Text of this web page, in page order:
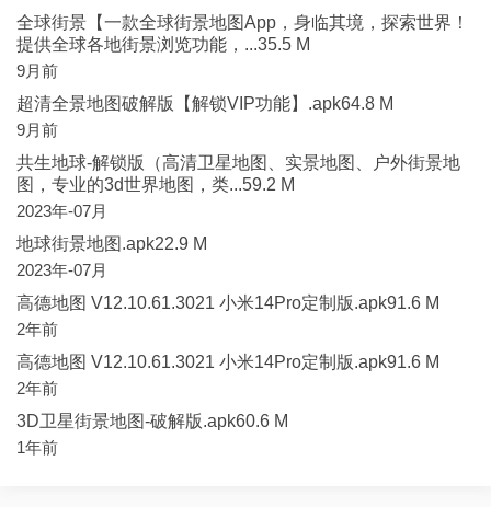
全球街景【一款全球街景地图App，身临其境，探索世界！
提供全球各地街景浏览功能，...35.5 M
9月前
超清全景地图破解版【解锁VIP功能】.apk64.8 M
9月前
共生地球-解锁版（高清卫星地图、实景地图、户外街景地
图，专业的3d世界地图，类...59.2 M
2023年-07月
地球街景地图.apk22.9 M
2023年-07月
高德地图 V12.10.61.3021 小米14Pro定制版.apk91.6 M
2年前
高德地图 V12.10.61.3021 小米14Pro定制版.apk91.6 M
2年前
3D卫星街景地图-破解版.apk60.6 M
1年前